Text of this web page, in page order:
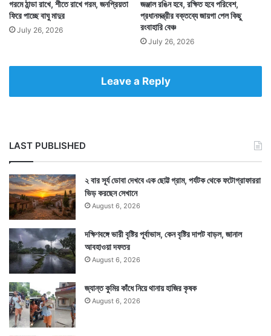
গরমে ঠান্ডা রাখে, শীতে রাখে গরম, জনপ্রিয়তা
ফিরে পাচ্ছে বাঘু মাদুর
July 26, 2026
জঞ্জাল রঙিন হবে, রক্ষিত হবে পরিবেশ,
প্রধানমন্ত্রীর বক্তব্যে জায়গা পেল কিছু
রংবাহারি বেঞ্চ
July 26, 2026
Leave a Reply
LAST PUBLISHED
২ বার সূর্য ডোবা দেখবে এক ছোট্ট গ্রাম, পর্যটক থেকে ফটোগ্রাফাররা
ভিড় করছেন সেখানে
August 6, 2026
দক্ষিণবঙ্গে ভারী বৃষ্টির পূর্বাভাস, কেন বৃষ্টির দাপট বাড়ল, জানাল
আবহাওয়া দফতর
August 6, 2026
জ্যান্ত কুমির কাঁধে নিয়ে থানায় হাজির কৃষক
August 6, 2026